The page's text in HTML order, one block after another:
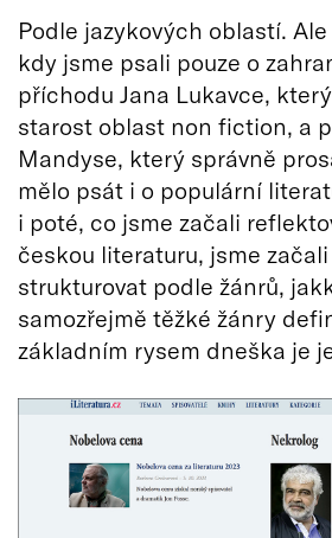
Podle jazykových oblastí.
kdy jsme psali pouze o
příchodu Jana Lukavce,
starost oblast non fiction, a
Mandyse, který správně
mělo psát i o populární
i poté, co jsme začali
českou literaturu, jsme
strukturovat podle žánrů,
samozřejmě těžké žánry
základním rysem dneška je